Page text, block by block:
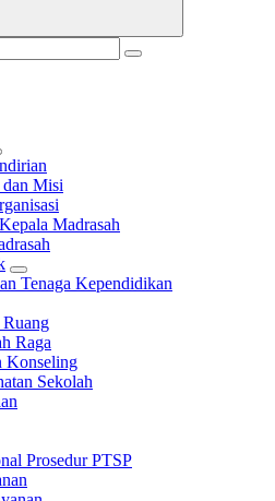
Misi
Madrasah
Tenaga Kependidikan
Raga
Konseling
Sekolah
Prosedur PTSP